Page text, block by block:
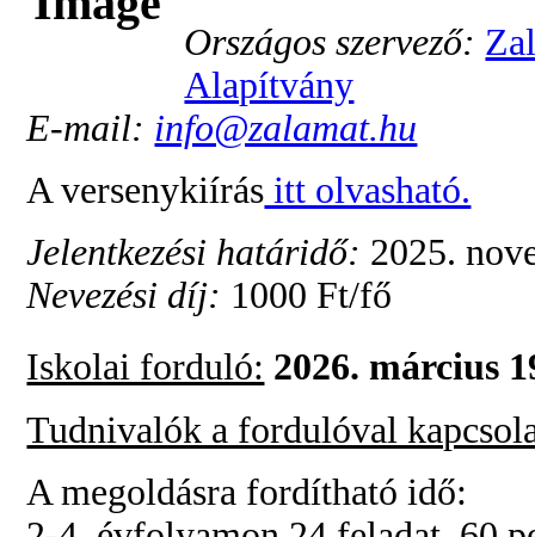
Országos szervező:
Alapítvány
E-mail: info@zalamat.hu
A versenykiírás itt olvasható.
Jelentkezési határidő: 2025.
Nevezési díj: 1000 Ft/fő
Iskolai forduló: 2026. március
Tudnivalók a fordulóval
A megoldásra fordítható idő: